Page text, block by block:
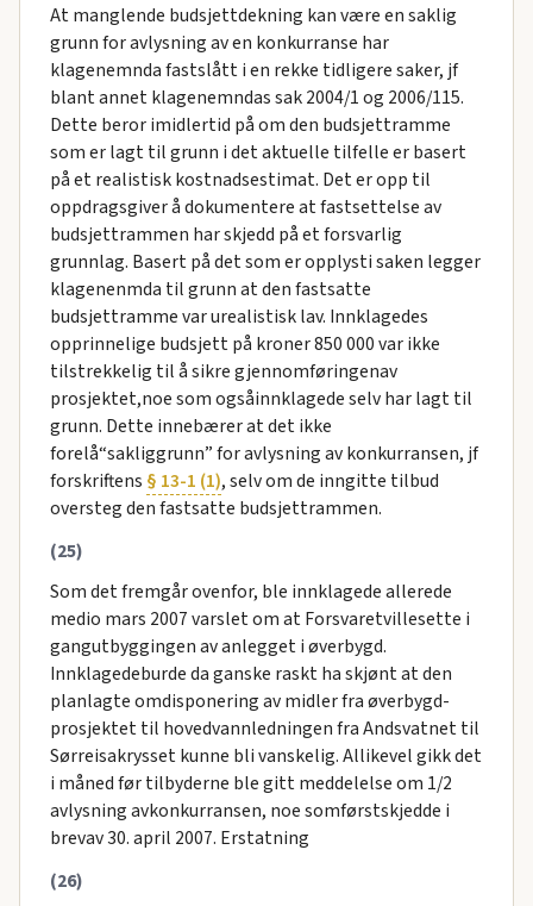
At manglende budsjettdekning kan være en saklig
grunn for avlysning av en konkurranse har
klagenemnda fastslått i en rekke tidligere saker, jf
blant annet klagenemndas sak 2004/1 og 2006/115.
Dette beror imidlertid på om den budsjettramme
som er lagt til grunn i det aktuelle tilfelle er basert
på et realistisk kostnadsestimat. Det er opp til
oppdragsgiver å dokumentere at fastsettelse av
budsjettrammen har skjedd på et forsvarlig
grunnlag. Basert på det som er opplysti saken legger
klagenenmda til grunn at den fastsatte
budsjettramme var urealistisk lav. Innklagedes
opprinnelige budsjett på kroner 850 000 var ikke
tilstrekkelig til å sikre gjennomføringenav
prosjektet,noe som ogsåinnklagede selv har lagt til
grunn. Dette innebærer at det ikke
forelå“sakliggrunn” for avlysning av konkurransen, jf
forskriftens § 13-1 (1), selv om de inngitte tilbud
oversteg den fastsatte budsjettrammen.
(25)
Som det fremgår ovenfor, ble innklagede allerede
medio mars 2007 varslet om at Forsvaretvillesette i
gangutbyggingen av anlegget i øverbygd.
Innklagedeburde da ganske raskt ha skjønt at den
planlagte omdisponering av midler fra øverbygd-
prosjektet til hovedvannledningen fra Andsvatnet til
Sørreisakrysset kunne bli vanskelig. Allikevel gikk det
i måned før tilbyderne ble gitt meddelelse om 1/2
avlysning avkonkurransen, noe somførstskjedde i
brevav 30. april 2007. Erstatning
(26)